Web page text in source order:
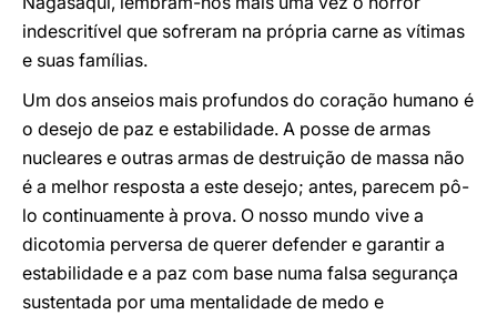
indescritível que sofreram na própria carne as vítimas
e suas famílias.
Um dos anseios mais profundos do coração humano é
o desejo de paz e estabilidade. A posse de armas
nucleares e outras armas de destruição de massa não
é a melhor resposta a este desejo; antes, parecem pô-
lo continuamente à prova. O nosso mundo vive a
dicotomia perversa de querer defender e garantir a
estabilidade e a paz com base numa falsa segurança
sustentada por uma mentalidade de medo e